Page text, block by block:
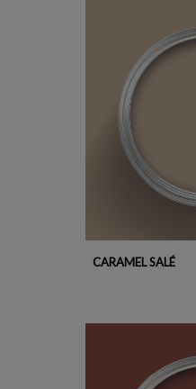
CARAMEL SALÉ